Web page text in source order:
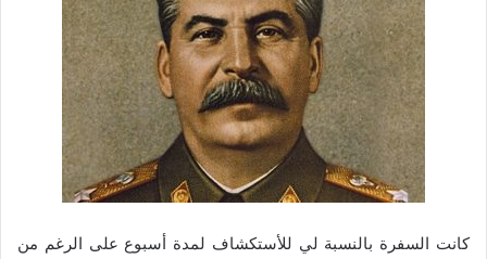
كانت السفرة بالنسبة لي للأستكشاف لمدة أسبوع على الرغم من